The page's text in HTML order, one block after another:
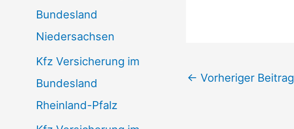
Bundesland
Niedersachsen
Kfz Versicherung im
Bundesland
Rheinland-Pfalz
← Vorheriger Beitrag